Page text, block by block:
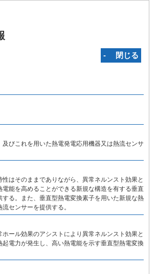
‐ 閉じる
及びこれを用いた熱電発電応用機器又は熱流センサ
はそのままでありながら、異常ネルンスト効果と
電能を高めることができる新規な構造を有する垂直
する。また、垂直型熱電変換素子を用いた新規な熱
センサーを提供する。
ール効果のアシストにより異常ネルンスト効果と
起電力が発生し、高い熱電能を示す垂直型熱電変換